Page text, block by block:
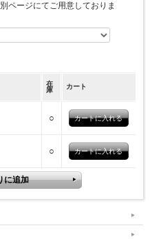
ページにてご用意しておりま
在
庫
カート
○
○